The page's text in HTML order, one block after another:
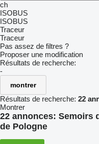
ch
ISOBUS
ISOBUS
Traceur
Traceur
Pas assez de filtres ?
Proposer une modification
Résultats de recherche:
-
montrer
Résultats de recherche: 22
Montrer
22 annonces: Semoirs
de Pologne